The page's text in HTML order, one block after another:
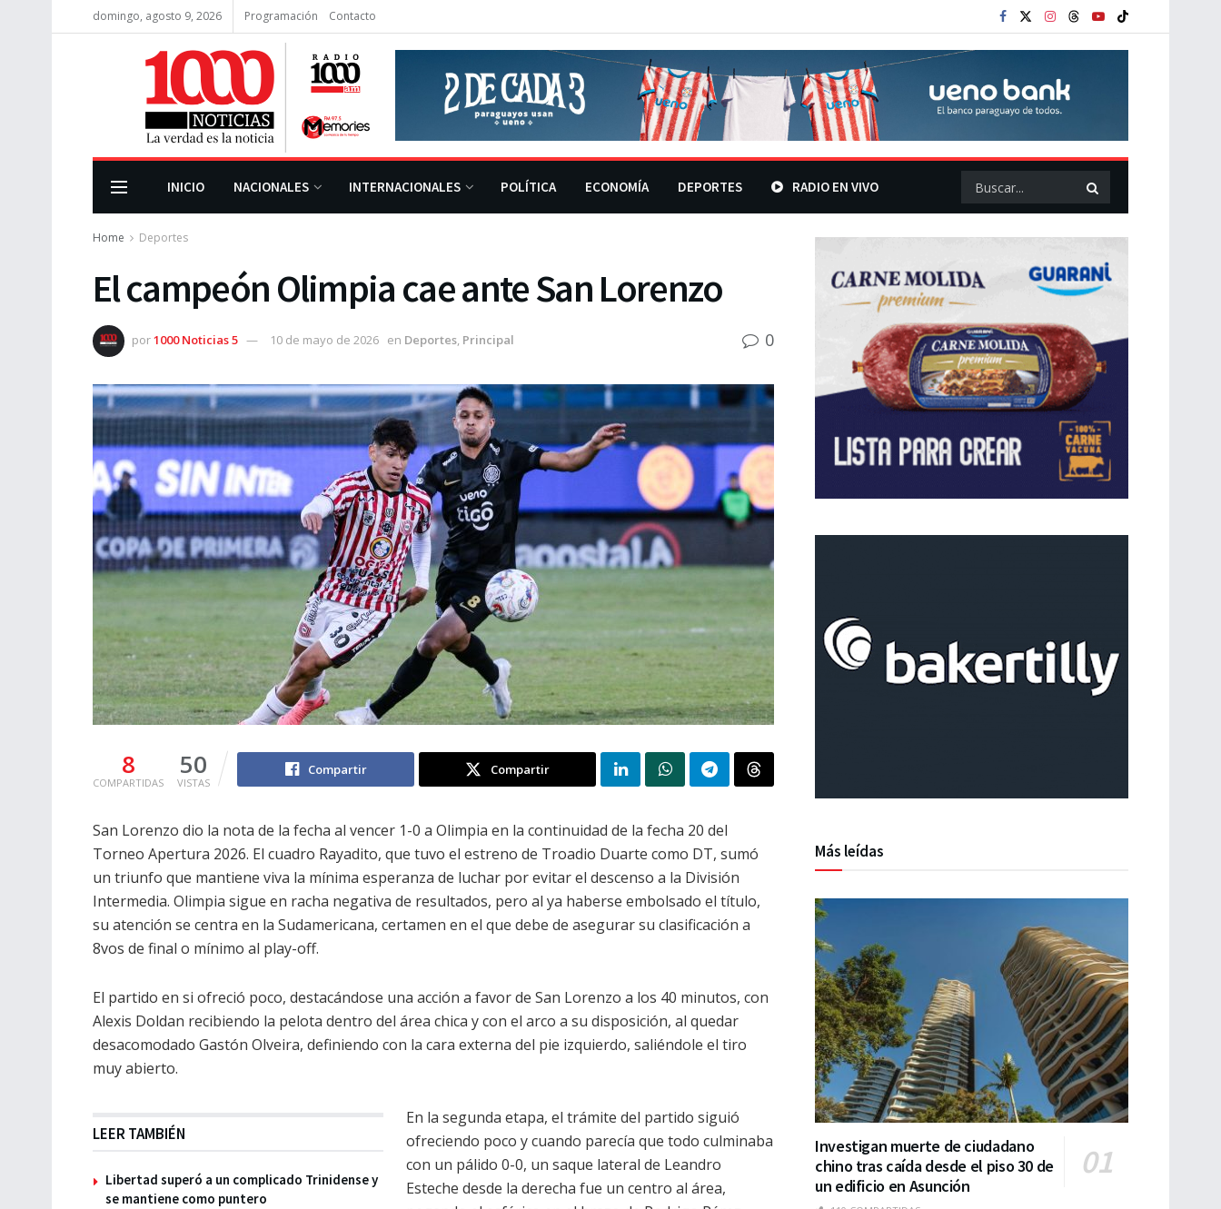
domingo, agosto 9, 2026 Programación Contacto
INICIO NACIONALES INTERNACIONALES POLÍTICA ECONOMÍA DEPORTES RADIO EN VIVO
Home Deportes
El campeón Olimpia cae ante San Lorenzo
por1000 Noticias 5 10 de mayo de 2026 en Deportes, Principal 0
8
COMPARTIDAS
50
VISTAS
Compartir Compartir
San Lorenzo dio la nota de la fecha al vencer 1-0 a Olimpia en la continuidad de la fecha 20 del
Torneo Apertura 2026. El cuadro Rayadito, que tuvo el estreno de Troadio Duarte como DT, sumó
un triunfo que mantiene viva la mínima esperanza de luchar por evitar el descenso a la División
Intermedia. Olimpia sigue en racha negativa de resultados, pero al ya haberse embolsado el título,
su atención se centra en la Sudamericana, certamen en el que debe de asegurar su clasificación a
8vos de final o mínimo al play-off.
El partido en si ofreció poco, destacándose una acción a favor de San Lorenzo a los 40 minutos, con
Alexis Doldan recibiendo la pelota dentro del área chica y con el arco a su disposición, al quedar
desacomodado Gastón Olveira, definiendo con la cara externa del pie izquierdo, saliéndole el tiro
muy abierto.
LEER TAMBIÉN
Libertad superó a un complicado Trinidense y
se mantiene como puntero
En la segunda etapa, el trámite del partido siguió
ofreciendo poco y cuando parecía que todo culminaba
con un pálido 0-0, un saque lateral de Leandro
Esteche desde la derecha fue un centro al área,
Más leídas
Investigan muerte de ciudadano
chino tras caída desde el piso 30 de
un edificio en Asunción